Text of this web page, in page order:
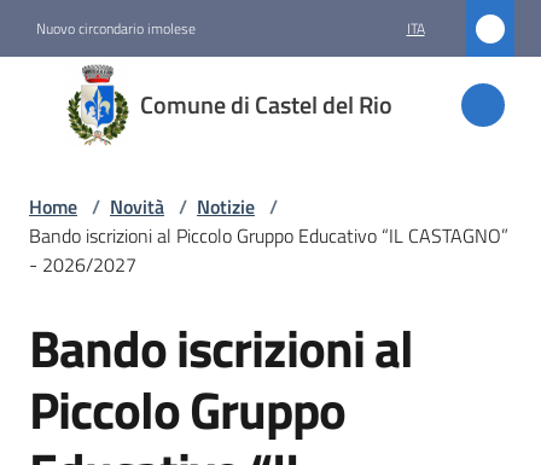
Nuovo circondario imolese ITA
Comune di Castel del Rio
Comune
di
Castel
Novità
Menu selezionato
Servizi
Home / Novità / Notizie /
Bando iscrizioni al Piccolo Gruppo Educativo “IL CASTAGNO”
- 2026/2027
Salta al contenuto
Bando iscrizioni al
Piccolo Gruppo